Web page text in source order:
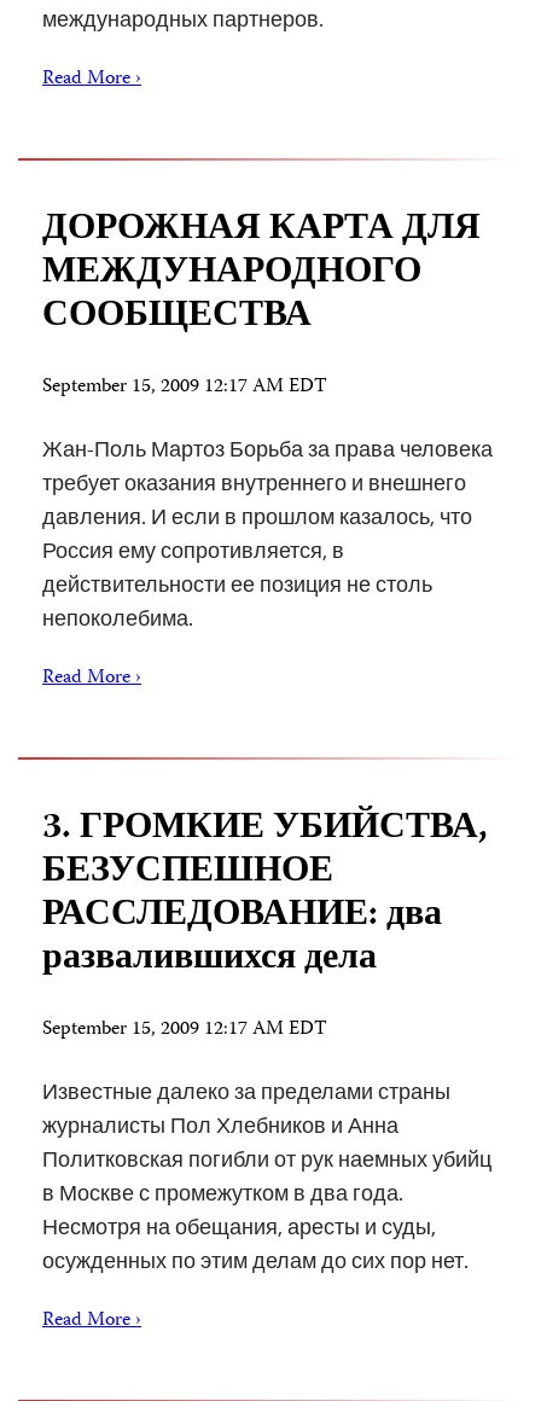
международных партнеров.
Read More ›
ДОРОЖНАЯ КАРТА ДЛЯ
МЕЖДУНАРОДНОГО
СООБЩЕСТВА
September 15, 2009 12:17 AM EDT
Жан-Поль Мартоз Борьба за права человека
требует оказания внутреннего и внешнего
давления. И если в прошлом казалось, что
Россия ему сопротивляется, в
действительности ее позиция не столь
непоколебима.
Read More ›
3. ГРОМКИЕ УБИЙСТВА,
БЕЗУСПЕШНОЕ
РАССЛЕДОВАНИЕ: два
развалившихся дела
September 15, 2009 12:17 AM EDT
Известные далеко за пределами страны
журналисты Пол Хлебников и Анна
Политковская погибли от рук наемных убийц
в Москве с промежутком в два года.
Несмотря на обещания, аресты и суды,
осужденных по этим делам до сих пор нет.
Read More ›